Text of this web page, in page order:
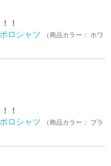
！
ロシャツ
（商品カラー： ホワ
！
ロシャツ
（商品カラー： ブラ